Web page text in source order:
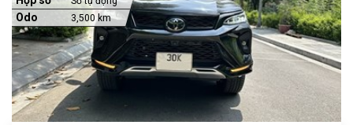
Odo 3,500 km